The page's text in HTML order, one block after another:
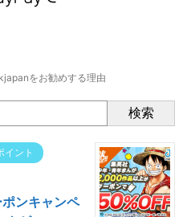
をお勧めする理由
検索
イント
ンキャンペ